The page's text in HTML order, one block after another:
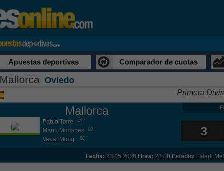
Apuestas deportivas Comparador de cuotas
Mallorca Oviedo
Primera
Mallorca
Pablo Torre 42 '
Manu Morlanes 83 '
Vedat Muriqi 88 '
3
Fecha: 23.05.2026 Hora: 21:00 Estadio: Estadi